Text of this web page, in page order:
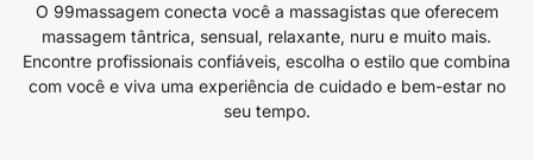
O 99massagem conecta você a massagistas que oferecem
massagem tântrica, sensual, relaxante, nuru e muito mais.
Encontre profissionais confiáveis, escolha o estilo que combina
com você e viva uma experiência de cuidado e bem-estar no
seu tempo.